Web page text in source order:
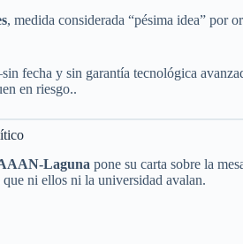
, medida considerada “pésima idea” por
fecha y sin garantía tecnológica
en riesgo..
Laguna pone su carta sobre la
que ni ellos ni la universidad avalan.